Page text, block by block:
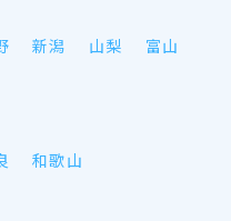
新潟 山梨
富山
和歌山